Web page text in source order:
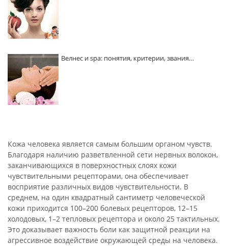
Велнес и spa: понятия, критерии, звания…
Кожа человека является самым большим органом чувств.
Благодаря наличию разветвленной сети нервных волокон,
заканчивающихся в поверхностных слоях кожи
чувствительными рецепторами, она обеспечивает
восприятие различных видов чувствительности. В
среднем, на один квадратный сантиметр человеческой
кожи приходится 100–200 болевых рецепторов, 12–15
холодовых, 1–2 тепловых рецептора и около 25 тактильных.
Это доказывает важность боли как защитной реакции на
агрессивное воздействие окружающей среды на человека.